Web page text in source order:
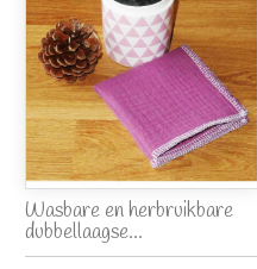
Wasbare en herbruikbare
dubbellaagse...